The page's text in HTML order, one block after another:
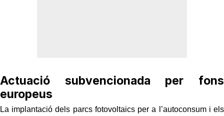
Actuació subvencionada per fons
europeus
La implantació dels parcs fotovoltaics per a l’autoconsum i els